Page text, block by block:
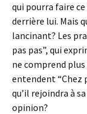
qui pourra faire ce
derrière lui. Mais
lancinant? Les
pas pas”, qui
ne comprend
entendent “Chez
qu’il rejoindra à
opinion?